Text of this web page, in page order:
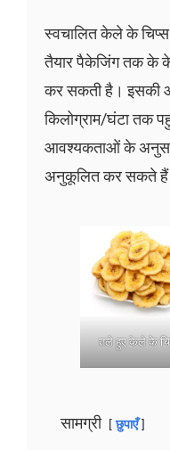
स्वचालित केले के
तैयार पैकेजिंग तक के
कर सकती है। इसकी
किलोग्राम/घंटा तक
आवश्यकताओं के अनुसार
अनुकूलित कर सकते
तले हुए केले के
सामग्री छुपाएँ